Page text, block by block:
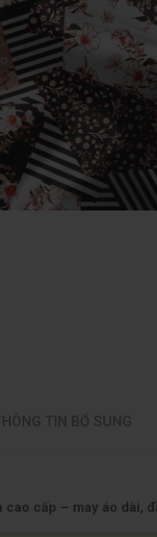
cao cấp – may áo dài,